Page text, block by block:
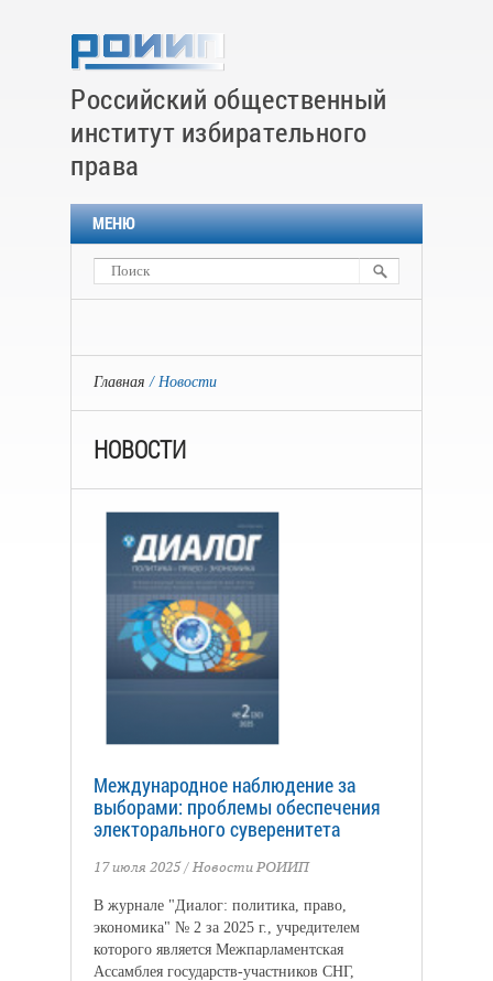
Российский общественный
институт избирательного
права
МЕНЮ
Главная Новости
НОВОСТИ
Международное наблюдение за
выборами: проблемы обеспечения
электорального суверенитета
17 июля 2025/ Новости РОИИП
В журнале "Диалог: политика, право,
экономика" № 2 за 2025 г., учредителем
которого является Межпарламентская
Ассамблея государств-участников СНГ,